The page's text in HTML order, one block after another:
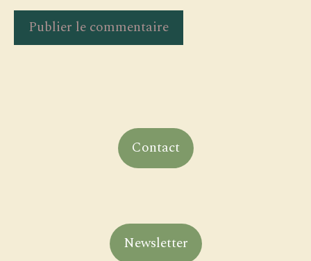
Contact
Newsletter